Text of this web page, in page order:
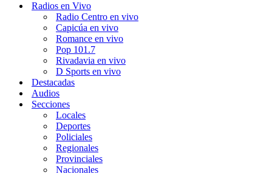
Radios en Vivo
Radio Centro en vivo
Capicúa en vivo
Romance en vivo
Pop 101.7
Rivadavia en vivo
D Sports en vivo
Destacadas
Audios
Secciones
Locales
Deportes
Policiales
Regionales
Provinciales
Nacionales